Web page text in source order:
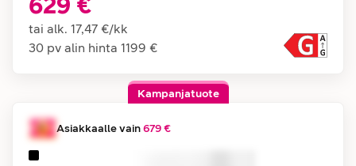
tai alk. 17,47 €/kk
30 pv alin hinta 1199 €
Kampanjatuote
Asiakkaalle vain679 €